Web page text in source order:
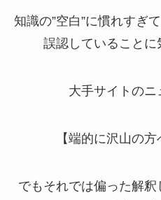
知識の”空白”に慣れすぎ
誤認していることに
大手サイトの
【端的に沢山の
でもそれでは偏った解